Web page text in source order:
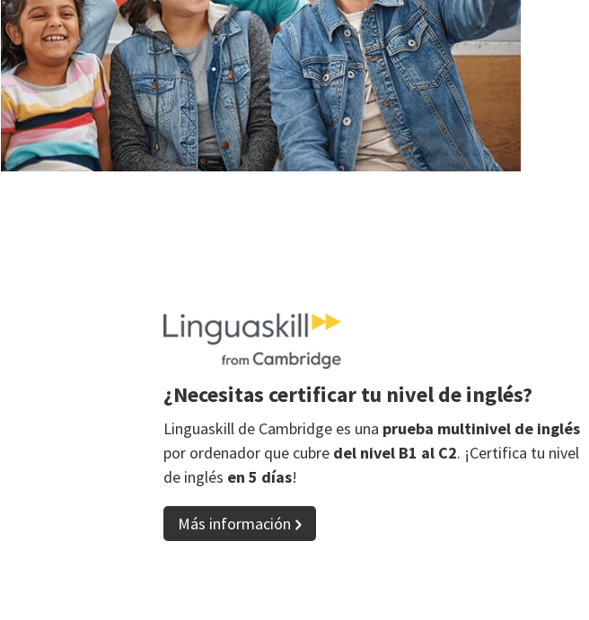
¿Necesitas certificar tu nivel de inglés?
Linguaskill de Cambridge es una prueba multinivel de inglés
por ordenador que cubre del nivel B1 al C2. ¡Certifica tu nivel
de inglés en 5 días!
Más información